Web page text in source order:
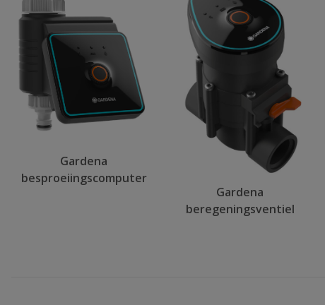
Gardena
besproeiingscomputer
Gardena
beregeningsventiel